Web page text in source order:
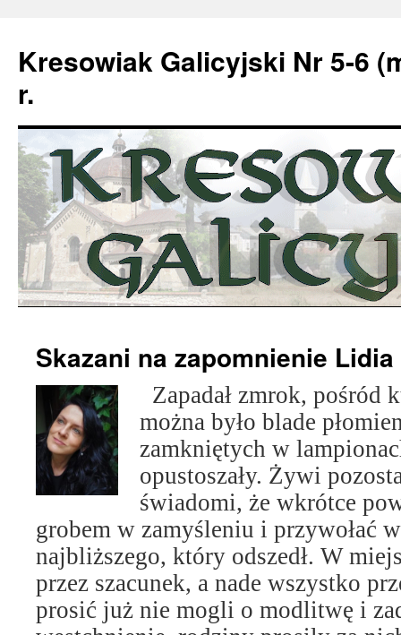
Kresowiak Galicyjski Nr 5-6
r.
doSkazani na zapomnienie
Zapadał zmrok, pośród
można było blade
zamkniętych w
opustoszały. Żywi
świadomi, że wkrótce
grobem w zamyśleniu i przywołać
najbliższego, który odszedł. W
przez szacunek, a nade wszystko
prosić już nie mogli o modlitwę i